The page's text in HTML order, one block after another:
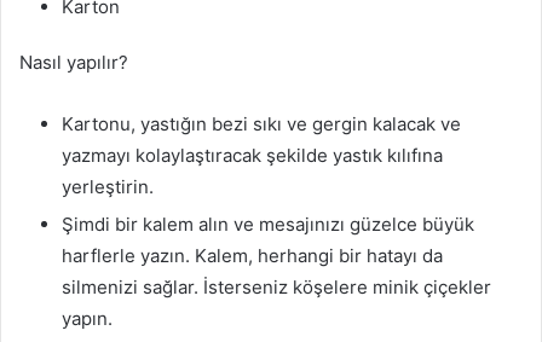
Karton
Nasıl yapılır?
Kartonu, yastığın bezi sıkı ve gergin kalacak ve
yazmayı kolaylaştıracak şekilde yastık kılıfına
yerleştirin.
Şimdi bir kalem alın ve mesajınızı güzelce büyük
harflerle yazın. Kalem, herhangi bir hatayı da
silmenizi sağlar. İsterseniz köşelere minik çiçekler
yapın.